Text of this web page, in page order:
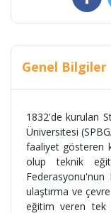
Genel Bilgiler
1832'de kurulan
Üniversitesi
faaliyet gösteren
olup teknik
ulaştırma ve
eğitim veren tek